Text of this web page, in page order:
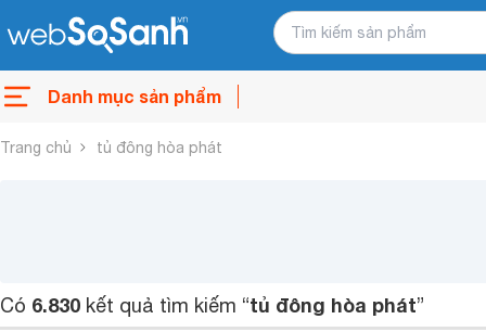
Danh mục sản phẩm
Trang chủ tủ đông hòa phát
Có 6.830 kết quả tìm kiếm “tủ đông hòa phát”